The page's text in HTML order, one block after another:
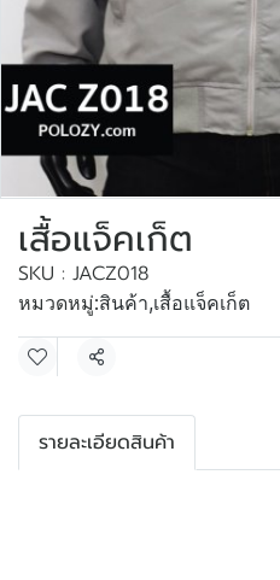
เสื้อแจ็คเก็ต
SKU : JACZ018
หมวดหมู่:สินค้า,เสื้อแจ็คเก็ต
แชร์
รายละเอียดสินค้า